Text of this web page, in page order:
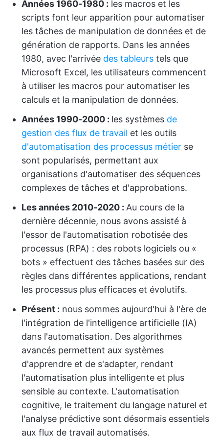
Années 1960-1980 : les macros et les
scripts font leur apparition pour automatiser
les tâches de manipulation de données et de
génération de rapports. Dans les années
1980, avec l'arrivée des tableurs tels que
Microsoft Excel, les utilisateurs commencent
à utiliser les macros pour automatiser les
calculs et la manipulation de données.
Années 1990-2000 : les systèmes de
gestion des flux de travail et les outils
d'automatisation des processus métier se
sont popularisés, permettant aux
organisations d'automatiser des séquences
complexes de tâches et d'approbations.
Les années 2010-2020 : Au cours de la
dernière décennie, nous avons assisté à
l'essor de l'automatisation robotisée des
processus (RPA) : des robots logiciels ou «
bots » effectuent des tâches basées sur des
règles dans différentes applications, rendant
les processus plus efficaces et évolutifs.
Présent : nous sommes aujourd'hui à l'ère de
l'intégration de l'intelligence artificielle (IA)
dans l'automatisation. Des algorithmes
avancés permettent aux systèmes
d'apprendre et de s'adapter, rendant
l'automatisation plus intelligente et plus
sensible au contexte. L'automatisation
cognitive, le traitement du langage naturel et
l'analyse prédictive sont désormais essentiels
aux flux de travail automatisés.